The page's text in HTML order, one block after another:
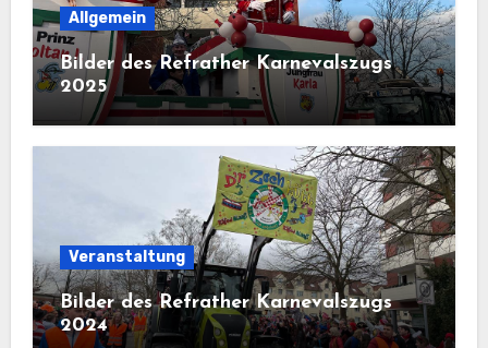
Allgemein
Bilder des Refrather Karnevalszugs
2025
Veranstaltung
Bilder des Refrather Karnevalszugs
2024